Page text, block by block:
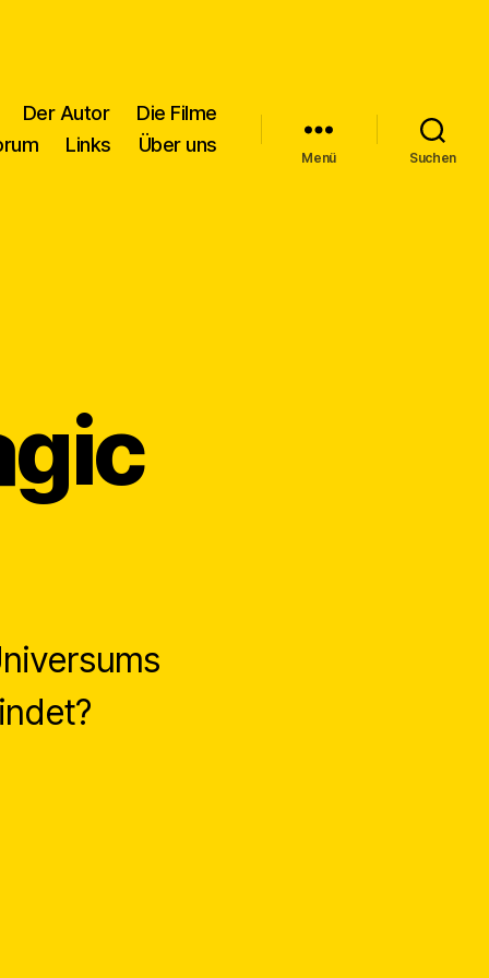
Der Autor
Die Filme
Links Über uns
Menü Suchen